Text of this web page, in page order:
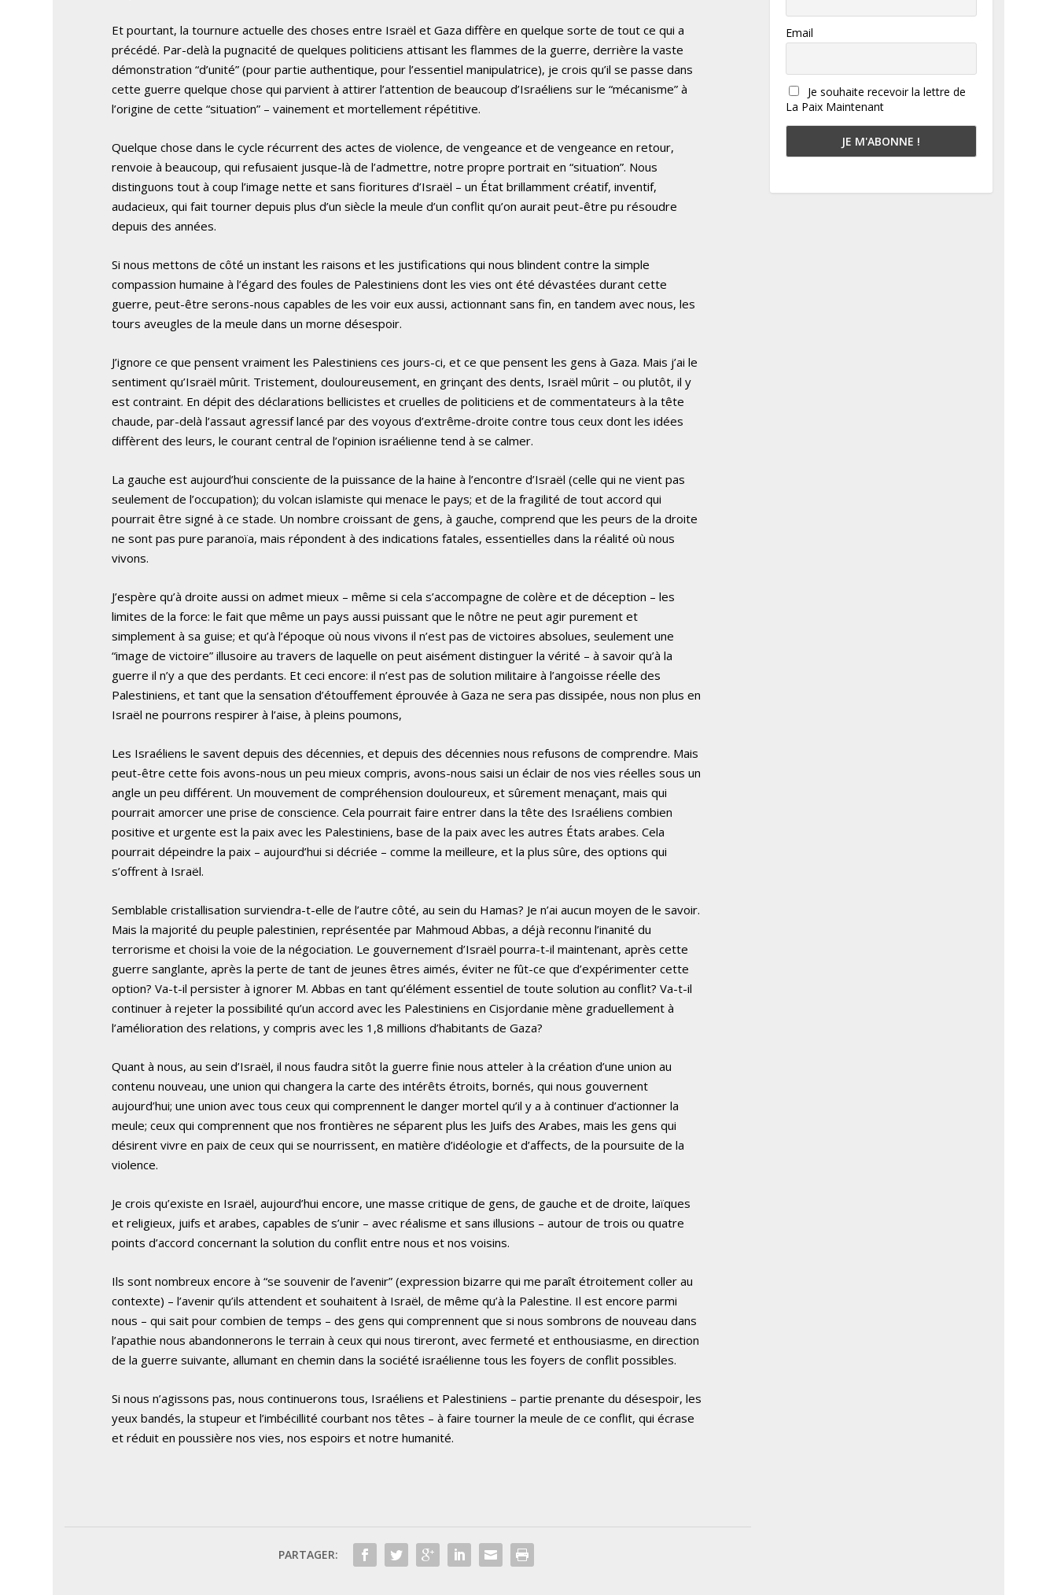
Et pourtant, la tournure actuelle des choses entre Israël et Gaza diffère en quelque sorte de tout ce qui a
précédé. Par-delà la pugnacité de quelques politiciens attisant les flammes de la guerre, derrière la vaste
démonstration “d’unité” (pour partie authentique, pour l’essentiel manipulatrice), je crois qu’il se passe dans
cette guerre quelque chose qui parvient à attirer l’attention de beaucoup d’Israéliens sur le “mécanisme” à
l’origine de cette “situation” – vainement et mortellement répétitive.
Quelque chose dans le cycle récurrent des actes de violence, de vengeance et de vengeance en retour,
renvoie à beaucoup, qui refusaient jusque-là de l’admettre, notre propre portrait en “situation”. Nous
distinguons tout à coup l’image nette et sans fioritures d’Israël – un État brillamment créatif, inventif,
audacieux, qui fait tourner depuis plus d’un siècle la meule d’un conflit qu’on aurait peut-être pu résoudre
depuis des années.
Si nous mettons de côté un instant les raisons et les justifications qui nous blindent contre la simple
compassion humaine à l’égard des foules de Palestiniens dont les vies ont été dévastées durant cette
guerre, peut-être serons-nous capables de les voir eux aussi, actionnant sans fin, en tandem avec nous, les
tours aveugles de la meule dans un morne désespoir.
J’ignore ce que pensent vraiment les Palestiniens ces jours-ci, et ce que pensent les gens à Gaza. Mais j’ai le
sentiment qu’Israël mûrit. Tristement, douloureusement, en grinçant des dents, Israël mûrit – ou plutôt, il y
est contraint. En dépit des déclarations bellicistes et cruelles de politiciens et de commentateurs à la tête
chaude, par-delà l’assaut agressif lancé par des voyous d’extrême-droite contre tous ceux dont les idées
diffèrent des leurs, le courant central de l’opinion israélienne tend à se calmer.
La gauche est aujourd’hui consciente de la puissance de la haine à l’encontre d’Israël (celle qui ne vient pas
seulement de l’occupation); du volcan islamiste qui menace le pays; et de la fragilité de tout accord qui
pourrait être signé à ce stade. Un nombre croissant de gens, à gauche, comprend que les peurs de la droite
ne sont pas pure paranoïa, mais répondent à des indications fatales, essentielles dans la réalité où nous
vivons.
J’espère qu’à droite aussi on admet mieux – même si cela s’accompagne de colère et de déception – les
limites de la force: le fait que même un pays aussi puissant que le nôtre ne peut agir purement et
simplement à sa guise; et qu’à l’époque où nous vivons il n’est pas de victoires absolues, seulement une
“image de victoire” illusoire au travers de laquelle on peut aisément distinguer la vérité – à savoir qu’à la
guerre il n’y a que des perdants. Et ceci encore: il n’est pas de solution militaire à l’angoisse réelle des
Palestiniens, et tant que la sensation d’étouffement éprouvée à Gaza ne sera pas dissipée, nous non plus en
Israël ne pourrons respirer à l’aise, à pleins poumons,
Les Israéliens le savent depuis des décennies, et depuis des décennies nous refusons de comprendre. Mais
peut-être cette fois avons-nous un peu mieux compris, avons-nous saisi un éclair de nos vies réelles sous un
angle un peu différent. Un mouvement de compréhension douloureux, et sûrement menaçant, mais qui
pourrait amorcer une prise de conscience. Cela pourrait faire entrer dans la tête des Israéliens combien
positive et urgente est la paix avec les Palestiniens, base de la paix avec les autres États arabes. Cela
pourrait dépeindre la paix – aujourd’hui si décriée – comme la meilleure, et la plus sûre, des options qui
s’offrent à Israël.
Semblable cristallisation surviendra-t-elle de l’autre côté, au sein du Hamas? Je n’ai aucun moyen de le savoir.
Mais la majorité du peuple palestinien, représentée par Mahmoud Abbas, a déjà reconnu l’inanité du
terrorisme et choisi la voie de la négociation. Le gouvernement d’Israël pourra-t-il maintenant, après cette
guerre sanglante, après la perte de tant de jeunes êtres aimés, éviter ne fût-ce que d’expérimenter cette
option? Va-t-il persister à ignorer M. Abbas en tant qu’élément essentiel de toute solution au conflit? Va-t-il
continuer à rejeter la possibilité qu’un accord avec les Palestiniens en Cisjordanie mène graduellement à
l’amélioration des relations, y compris avec les 1,8 millions d’habitants de Gaza?
Quant à nous, au sein d’Israël, il nous faudra sitôt la guerre finie nous atteler à la création d’une union au
contenu nouveau, une union qui changera la carte des intérêts étroits, bornés, qui nous gouvernent
aujourd’hui; une union avec tous ceux qui comprennent le danger mortel qu’il y a à continuer d’actionner la
meule; ceux qui comprennent que nos frontières ne séparent plus les Juifs des Arabes, mais les gens qui
désirent vivre en paix de ceux qui se nourrissent, en matière d’idéologie et d’affects, de la poursuite de la
violence.
Je crois qu’existe en Israël, aujourd’hui encore, une masse critique de gens, de gauche et de droite, laïques
et religieux, juifs et arabes, capables de s’unir – avec réalisme et sans illusions – autour de trois ou quatre
points d’accord concernant la solution du conflit entre nous et nos voisins.
Ils sont nombreux encore à “se souvenir de l’avenir” (expression bizarre qui me paraît étroitement coller au
contexte) – l’avenir qu’ils attendent et souhaitent à Israël, de même qu’à la Palestine. Il est encore parmi
nous – qui sait pour combien de temps – des gens qui comprennent que si nous sombrons de nouveau dans
l’apathie nous abandonnerons le terrain à ceux qui nous tireront, avec fermeté et enthousiasme, en direction
de la guerre suivante, allumant en chemin dans la société israélienne tous les foyers de conflit possibles.
Si nous n’agissons pas, nous continuerons tous, Israéliens et Palestiniens – partie prenante du désespoir, les
yeux bandés, la stupeur et l’imbécillité courbant nos têtes – à faire tourner la meule de ce conflit, qui écrase
et réduit en poussière nos vies, nos espoirs et notre humanité.
PARTAGER:
Email
Je souhaite recevoir la lettre de
La Paix Maintenant